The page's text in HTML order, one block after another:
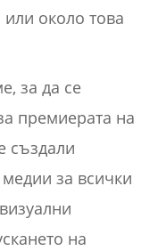
около това
за да се
премиерата на
създали
за всички
на